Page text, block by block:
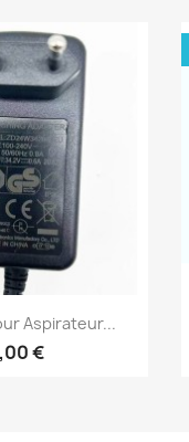
rapide
Aspirateur...
€